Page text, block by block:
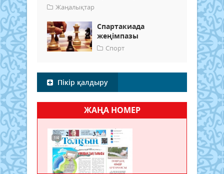
Жаңалықтар
Спартакиада
жеңімпазы
Спорт
Пікір қалдыру
ЖАҢА НОМЕР